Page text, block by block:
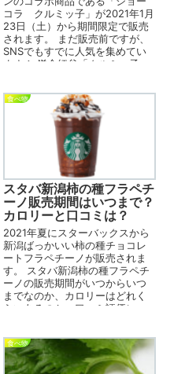
コラ クルミッ子」が2021年1月
23日（土）から期間限定で販売
されます。 まだ販売前ですが、
SNSでもすでに人気を集めてい
ます！ 鎌倉紅谷「クルミッ子」
食べ物
スタバ新潟柿の種フラペチ
ーノ販売期間はいつまで？
カロリーと口コミは？
2021年夏にスターバックスから
新潟ばっかいい柿の種チョコレ
ートフラペチーノが販売されま
す。 スタバ新潟柿の種フラペチ
ーノの販売期間がいつからいつ
までなのか、カロリーはどれく
らいあるのか、口コミ評価につ
食べ物